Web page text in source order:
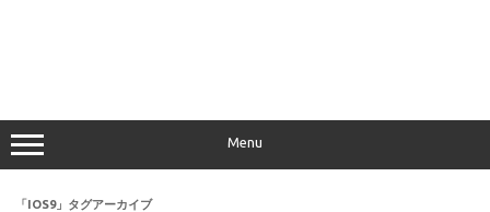
Menu
「IOS9」タグアーカイブ